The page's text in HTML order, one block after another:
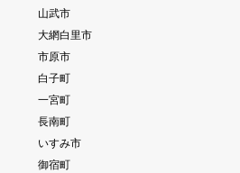
山武市
大網白里市
市原市
白子町
一宮町
長南町
いすみ市
御宿町